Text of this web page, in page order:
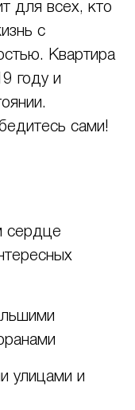
для всех, кто
с
Квартира
году и
сами!
сердце
улицами и